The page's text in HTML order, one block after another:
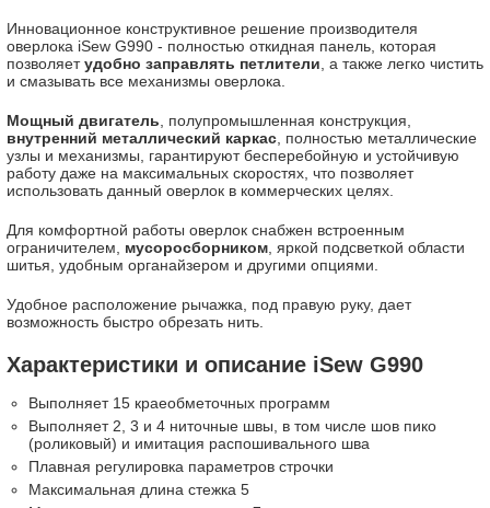
Инновационное конструктивное решение производителя
оверлока iSew G990 - полностью откидная панель, которая
позволяетудобно заправлять петлители , а также легко чистить
и смазывать все механизмы оверлока.
Мощный двигатель , полупромышленная конструкция,
внутренний металлический каркас , полностью металлические
узлы и механизмы, гарантируют бесперебойную и устойчивую
работу даже на максимальных скоростях, что позволяет
использовать данный оверлок в коммерческих целях.
Для комфортной работы оверлок снабжен встроенным
ограничителем, мусоросборником , яркой подсветкой области
шитья, удобным органайзером и другими опциями.
Удобное расположение рычажка, под правую руку, дает
возможность быстро обрезать нить.
Характеристики и описание iSew G990
Выполняет 15 краеобметочных программ
Выполняет 2, 3 и 4 ниточные швы, в том числе шов пико
(роликовый) и имитация распошивального шва
Плавная регулировка параметров строчки
Максимальная длина стежка 5